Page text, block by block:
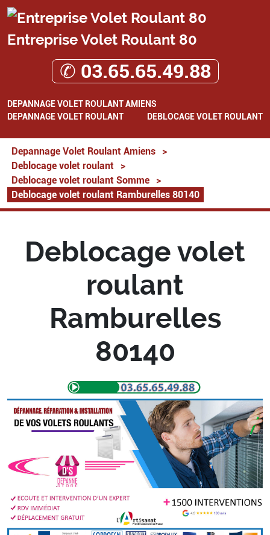
Entreprise Volet Roulant 80
✆ 03.65.65.49.88
DEPANNAGE VOLET ROULANT AMIENS
DEPANNAGE VOLET ROULANT
DEBLOCAGE VOLET ROULANT
Depannage Volet Roulant Amiens
>
Deblocage volet roulant
>
Deblocage volet roulant Somme
>
Deblocage volet roulant Ramburelles 80140
Deblocage volet
roulant
Ramburelles
80140